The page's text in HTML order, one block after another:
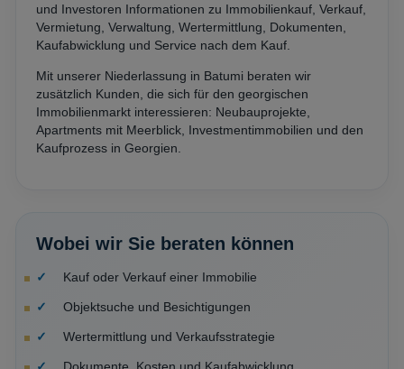
und Investoren Informationen zu Immobilienkauf, Verkauf,
Vermietung, Verwaltung, Wertermittlung, Dokumenten,
Kaufabwicklung und Service nach dem Kauf.
Mit unserer Niederlassung in Batumi beraten wir
zusätzlich Kunden, die sich für den georgischen
Immobilienmarkt interessieren: Neubauprojekte,
Apartments mit Meerblick, Investmentimmobilien und den
Kaufprozess in Georgien.
Wobei wir Sie beraten können
Kauf oder Verkauf einer Immobilie
Objektsuche und Besichtigungen
Wertermittlung und Verkaufsstrategie